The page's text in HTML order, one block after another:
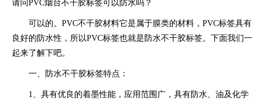
请问PVC烟台不干胶标签可以防水吗？
可以的。PVC不干胶材料它是属于膜类的材料，PVC标签具有
良好的防水性，所以PVC标签也就是防水不干胶标签。下面我们一
起来了解下吧。
一、防水不干胶标签特点：
1、具有优良的着墨性能，应用范围广，具有防水、油及化学